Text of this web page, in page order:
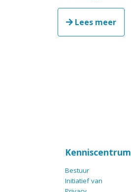
Lees meer
Kenniscentrum
Bestuur
Initiatief van